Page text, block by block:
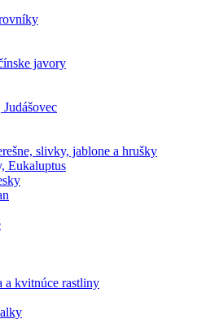
javory
slivky, jablone a hrušky
Eukaluptus
a kvitnúce rastliny